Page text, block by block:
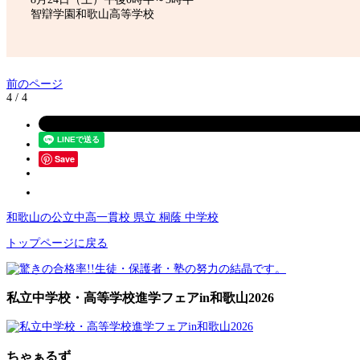
智辯学園和歌山高等学校
前のページ
4 / 4
Save
和歌山の公立中高一貫校 県立 桐蔭 中学校
トップページに戻る
私立中学校・高等学校進学フェアin和歌山2026
ちゃぁるず